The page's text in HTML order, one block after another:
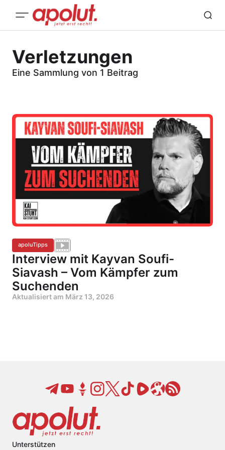
Verletzungen
Eine Sammlung von 1 Beitrag
apoluTipps
Interview mit Kayvan Soufi-
Siavash – Vom Kämpfer zum
Suchenden
Aktualisiert am März 13, 2026
Unterstützen